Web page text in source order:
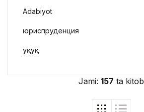
Jami: 157 ta kitob
Adabiyot
юриспруденция
Ҳуқуқ